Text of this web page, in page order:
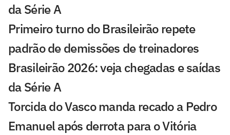
da Série A
Primeiro turno do Brasileirão repete
padrão de demissões de treinadores
Brasileirão 2026: veja chegadas e saídas
da Série A
Torcida do Vasco manda recado a Pedro
Emanuel após derrota para o Vitória